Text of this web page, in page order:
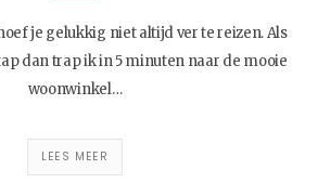
je gelukkig niet altijd ver te reizen. Als
dan trap ik in 5 minuten naar de mooie
woonwinkel…
LEES MEER